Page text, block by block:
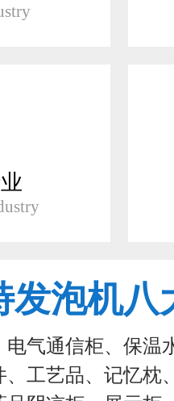
发泡机八
电气通信柜、保温
、工艺品、记忆枕